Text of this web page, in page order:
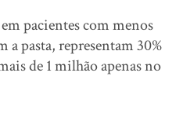
pacientes com menos
a pasta, representam 30%
de 1 milhão apenas no